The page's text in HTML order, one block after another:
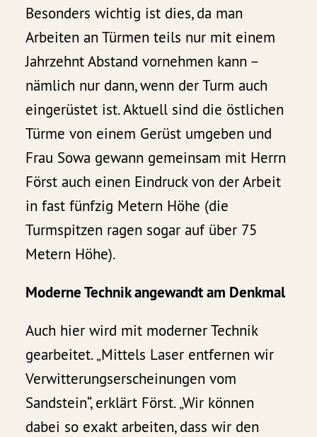
Besonders wichtig ist dies, da man
Arbeiten an Türmen teils nur mit einem
Jahrzehnt Abstand vornehmen kann –
nämlich nur dann, wenn der Turm auch
eingerüstet ist. Aktuell sind die östlichen
Türme von einem Gerüst umgeben und
Frau Sowa gewann gemeinsam mit Herrn
Först auch einen Eindruck von der Arbeit
in fast fünfzig Metern Höhe (die
Turmspitzen ragen sogar auf über 75
Metern Höhe).
Moderne Technik angewandt am Denkmal
Auch hier wird mit moderner Technik
gearbeitet. „Mittels Laser entfernen wir
Verwitterungserscheinungen vom
Sandstein“, erklärt Först. „Wir können
dabei so exakt arbeiten, dass wir den